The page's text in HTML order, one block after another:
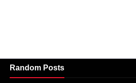
Random Posts